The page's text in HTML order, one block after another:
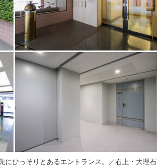
にひっそりとあるエントランス。／右上・大理石